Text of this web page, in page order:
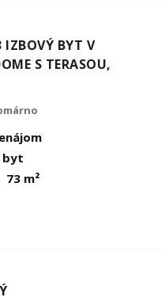
IZBOVÝ BYT V
S TERASOU,
byt
73 m²